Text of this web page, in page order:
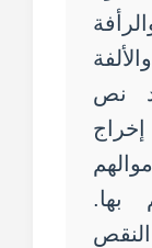
نص
بها.